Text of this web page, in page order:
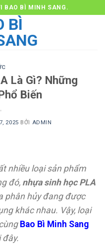
BAO BÌ MINH SANG.
Là Gì? Những
Biến
2025 BỞI ADMIN
nhiều loại sản phẩm
đó, nhựa sinh học PLA
phân hủy đang được
khác nhau. Vậy, loại
Bao Bì Minh Sang
đây.